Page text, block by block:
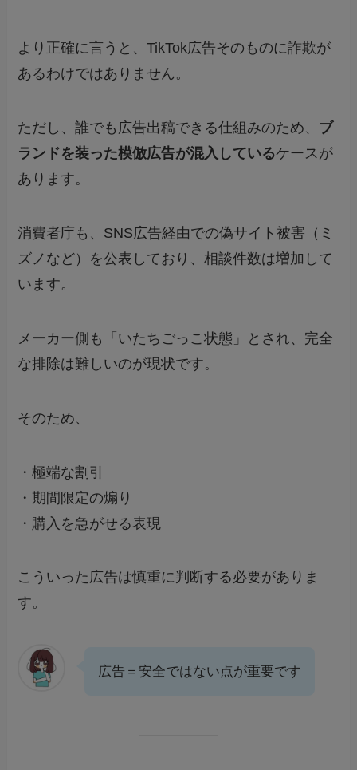
より正確に言うと、TikTok広告そのものに詐欺が
あるわけではありません。
ただし、誰でも広告出稿できる仕組みのため、 ブ
ランドを装った模倣広告が混入しているケースが
あります。
消費者庁も、SNS広告経由での偽サイト被害（ミ
ズノなど）を公表しており、相談件数は増加して
います。
メーカー側も「いたちごっこ状態」とされ、完全
な排除は難しいのが現状です。
そのため、
・極端な割引
・期間限定の煽り
・購入を急がせる表現
こういった広告は慎重に判断する必要がありま
す。
広告＝安全ではない点が重要です